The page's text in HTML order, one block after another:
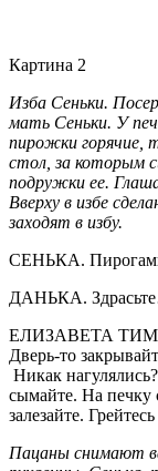
Картина 2
Изба Сеньки.
мать Сеньки. У
пирожки горячие,
стол, за которым
подружки ее.
Вверху в избе
заходят в избу.
СЕНЬКА.
ДАНЬКА.
ЕЛИЗАВЕТА
Дверь-то
Никак
сымайте. На печку
залезайте.
Пацаны снимают